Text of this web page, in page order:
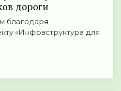
дороги
благодаря
«Инфраструктура для